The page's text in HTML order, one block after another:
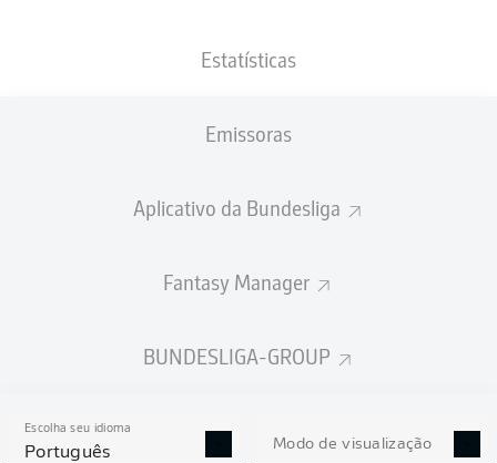
Estatísticas
Emissoras
Aplicativo da Bundesliga
Fantasy Manager
BUNDESLIGA-GROUP
Escolha seu idioma
Português Modo de visualização
ESTATÍSTICAS DA
TEMPORADA 2026/2027